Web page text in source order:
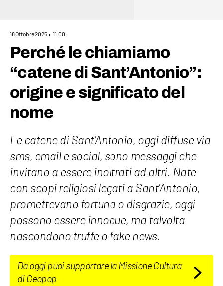
18 Ottobre 2025 11:00
Perché le chiamiamo
“catene di Sant’Antonio”:
origine e significato del
nome
Le catene di Sant’Antonio, oggi diffuse via
sms, email e social, sono messaggi che
invitano a essere inoltrati ad altri. Nate
con scopi religiosi legati a Sant’Antonio,
promettevano fortuna o disgrazie, oggi
possono essere innocue, ma talvolta
nascondono truffe o fake news.
Da oggi puoi supportare la Missione Cultura
di Geopop